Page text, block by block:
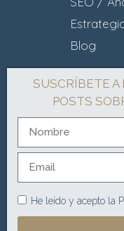
Blog
SUSCRÍBETE A
POSTS
He leído y acepto la